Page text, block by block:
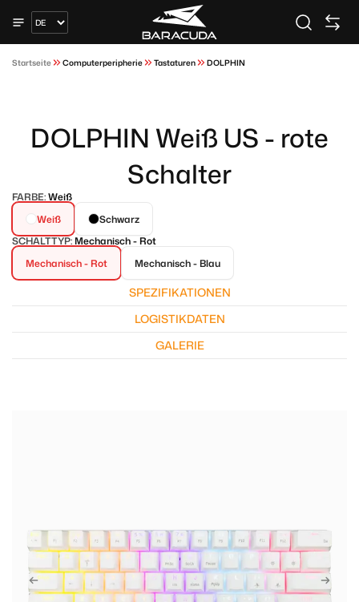
Startseite Computerperipherie Tastaturen DOLPHIN
DOLPHIN Weiß US - rote
Schalter
FARBE:Weiß
Weiß
Schwarz
SCHALTTYP:Mechanisch - Rot
Mechanisch - Rot
Mechanisch - Blau
SPEZIFIKATIONEN
LOGISTIKDATEN
GALERIE